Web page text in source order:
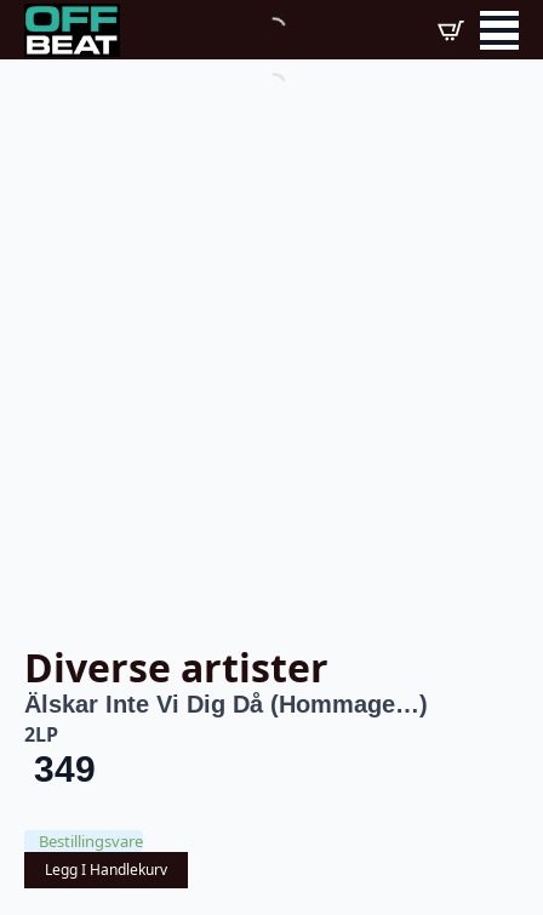
Diverse artister
Älskar Inte Vi Dig Då (Hommage…)
2LP
349
Bestillingsvare
Legg I Handlekurv